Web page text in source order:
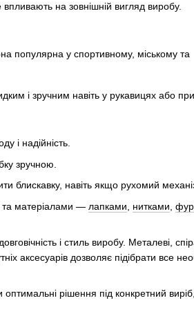
на зовнішній вигляд виробу.
популярна у спортивному, міському та
і зручним навіть у рукавицях або
і надійність.
зручною.
блискавку, навіть якщо рухомий
та матеріалами — лапками нитками
і стиль виробу. Металеві,
аксесуарів дозволяє підібрати все
оптимальні рішення під конкретний